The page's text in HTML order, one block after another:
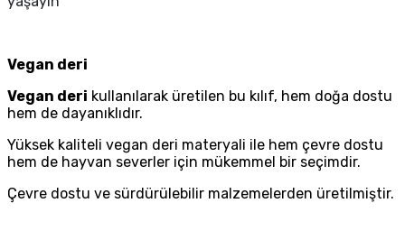
Vegan deri
Vegan deri kullanılarak üretilen bu kılıf, hem doğa dostu
hem de dayanıklıdır.
Yüksek kaliteli vegan deri materyali ile hem çevre dostu
hem de hayvan severler için mükemmel bir seçimdir.
Çevre dostu ve sürdürülebilir malzemelerden üretilmiştir.